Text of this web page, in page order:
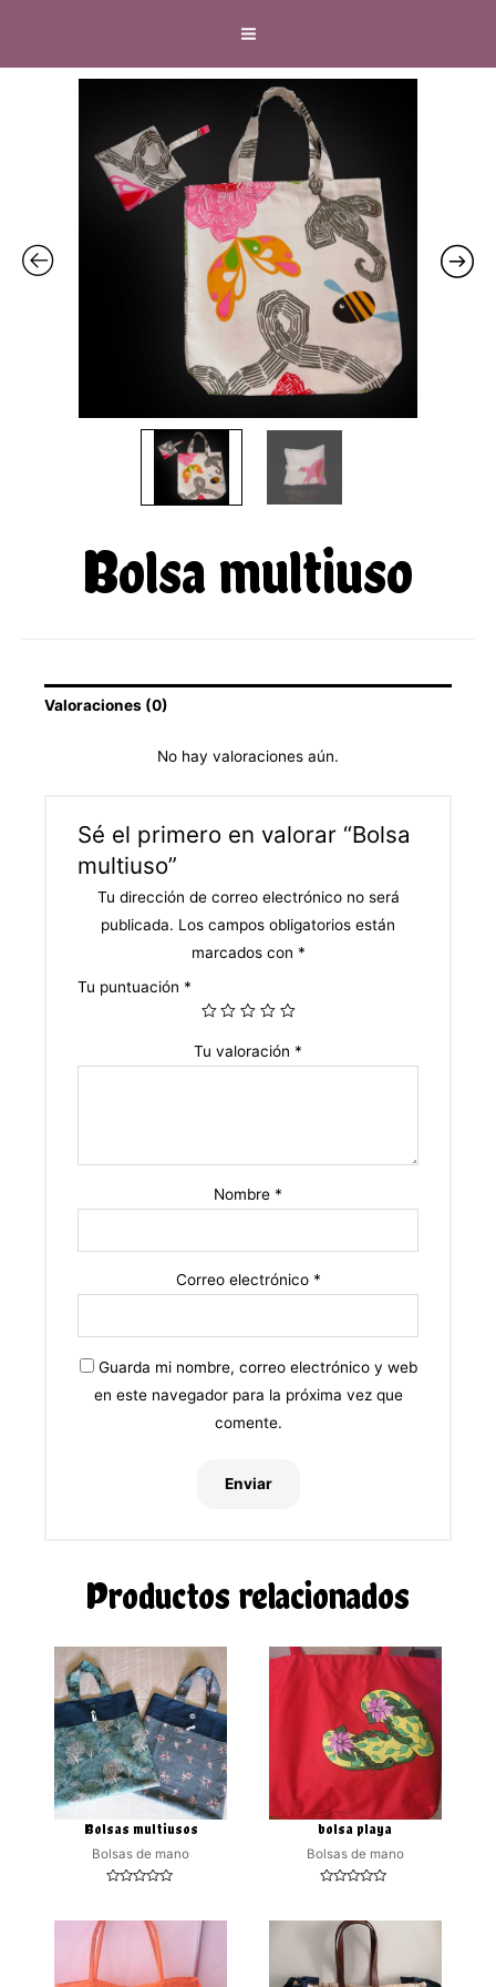
Bolsa multiuso
Valoraciones (0)
No hay valoraciones aún.
Sé el primero en valorar “Bolsa
multiuso”
Tu dirección de correo electrónico no será
publicada. Los campos obligatorios están
marcados con *
Tu puntuación *
Tu valoración *
Nombre *
Correo electrónico *
Guarda mi nombre, correo electrónico y web
en este navegador para la próxima vez que
comente.
Productos relacionados
Bolsas multiusos
Bolsas de mano
0
bolsa playa
Bolsas de mano
0